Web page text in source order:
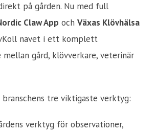
på gården. Nu med full
Claw App och Växas Klövhälsa
navet i ett komplett
gård, klövverkare, veterinär
tre viktigaste verktyg:
verktyg för observationer,